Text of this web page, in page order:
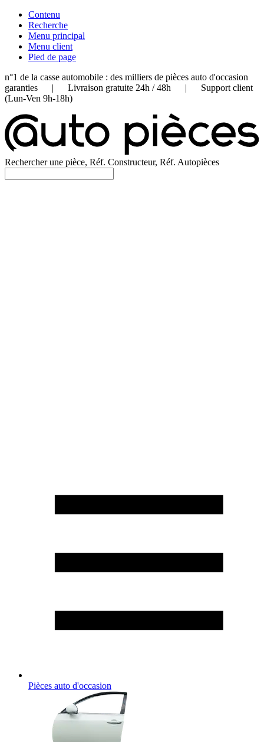
Contenu
Recherche
Menu principal
Menu client
Pied de page
n°1 de la casse automobile : des milliers de pièces auto d'occasion
garanties | Livraison gratuite 24h / 48h | Support client
(Lun-Ven 9h-18h)
Rechercher une pièce, Réf. Constructeur, Réf. Autopièces
Pièces auto d'occasion